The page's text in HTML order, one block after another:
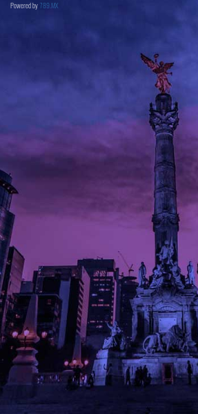
Powered by 789.MX